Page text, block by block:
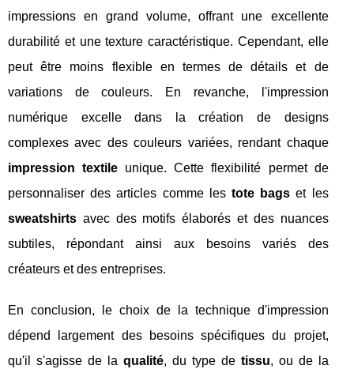
impressions en grand volume, offrant une excellente
durabilité et une texture caractéristique. Cependant, elle
peut être moins flexible en termes de détails et de
variations de couleurs. En revanche, l'impression
numérique excelle dans la création de designs
complexes avec des couleurs variées, rendant chaque
impression textile unique. Cette flexibilité permet de
personnaliser des articles comme les tote bags et les
sweatshirts avec des motifs élaborés et des nuances
subtiles, répondant ainsi aux besoins variés des
créateurs et des entreprises.
En conclusion, le choix de la technique d'impression
dépend largement des besoins spécifiques du projet,
qu'il s'agisse de la qualité, du type de tissu, ou de la